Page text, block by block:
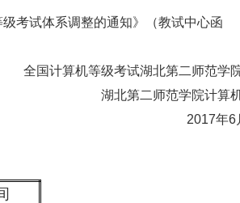
考试体系调整的通知》（教试中心函
全国计算机等级考试湖北第二师范学
湖北第二师范学院计算
2017年6